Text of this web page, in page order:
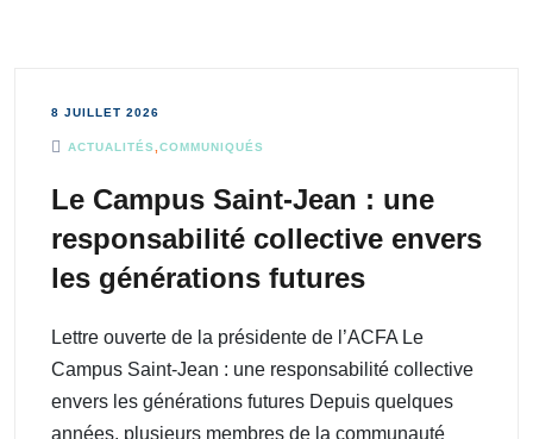
8 JUILLET 2026
ACTUALITÉS COMMUNIQUÉS
Le Campus Saint-Jean : une
responsabilité collective envers
les générations futures
Lettre ouverte de la présidente de l’ACFA Le
Campus Saint-Jean : une responsabilité collective
envers les générations futures Depuis quelques
années, plusieurs membres de la communauté